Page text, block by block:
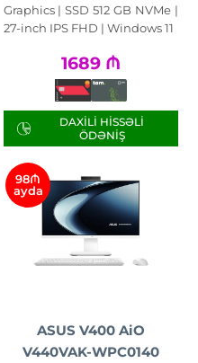
Graphics | SSD 512 GB NVMe |
27-inch IPS FHD | Windows 11
1689 ₼
DAXILI HISSƏLI
ÖDƏNIŞ
98₼
ayda
ASUS V400 AiO
V440VAK-WPC0140